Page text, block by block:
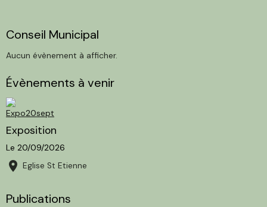
Conseil Municipal
Aucun évènement à afficher.
Évènements à venir
Exposition
Le 20/09/2026
Eglise St Etienne
Publications